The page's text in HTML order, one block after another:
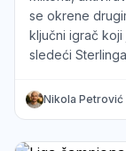
se okrene
ključni igrač koji
sledeći
Nikola Petrović